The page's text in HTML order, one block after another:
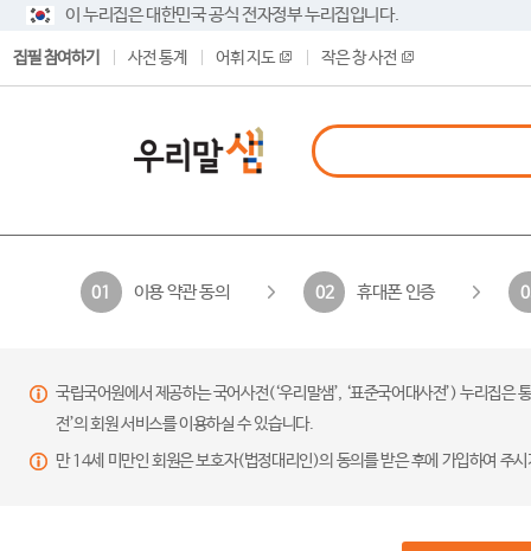
이 누리집은 대한민국 공식 전자정부 누리집입니다.
집필 참여하기 사전 통계 어휘 지도 작은 창 사전
01 이용 약관 동의 02 휴대폰 인증
국립국어원에서 제공하는 국어사전(‘우리말샘’, ‘표준국어대사전’) 누리집
전’의 회원 서비스를 이용하실 수 있습니다.
만 14세 미만인 회원은 보호자(법정대리인)의 동의를 받은 후에 가입하여 주